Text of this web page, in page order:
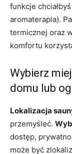
funkcje
aromaterapia).
termicznej oraz
komfortu
Wybierz
domu lub
Lokalizacja
przemyśleć.
dostęp,
może być